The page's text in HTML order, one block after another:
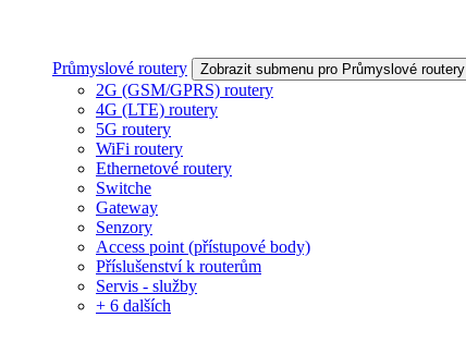
Průmyslové routery Zobrazit submenu pro Průmyslové routery
2G (GSM/GPRS) routery
4G (LTE) routery
5G routery
WiFi routery
Ethernetové routery
Switche
Gateway
Senzory
Access point (přístupové body)
Příslušenství k routerům
Servis - služby
+ 6 dalších